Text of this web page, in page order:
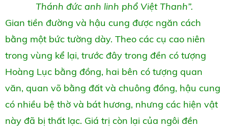
Thánh đức anh linh phổ Việt Thanh”.
Gian tiền đường và hậu cung được ngăn cách
bằng một bức tường dày. Theo các cụ cao niên
trong vùng kể lại, trước đây trong đền có tượng
Hoàng Lục bằng đồng, hai bên có tượng quan
văn, quan võ bằng đất và chuông đồng, hậu cung
có nhiều bệ thờ và bát hương, nhưng các hiện vật
này đã bị thất lạc. Giá trị còn lại của ngôi đền